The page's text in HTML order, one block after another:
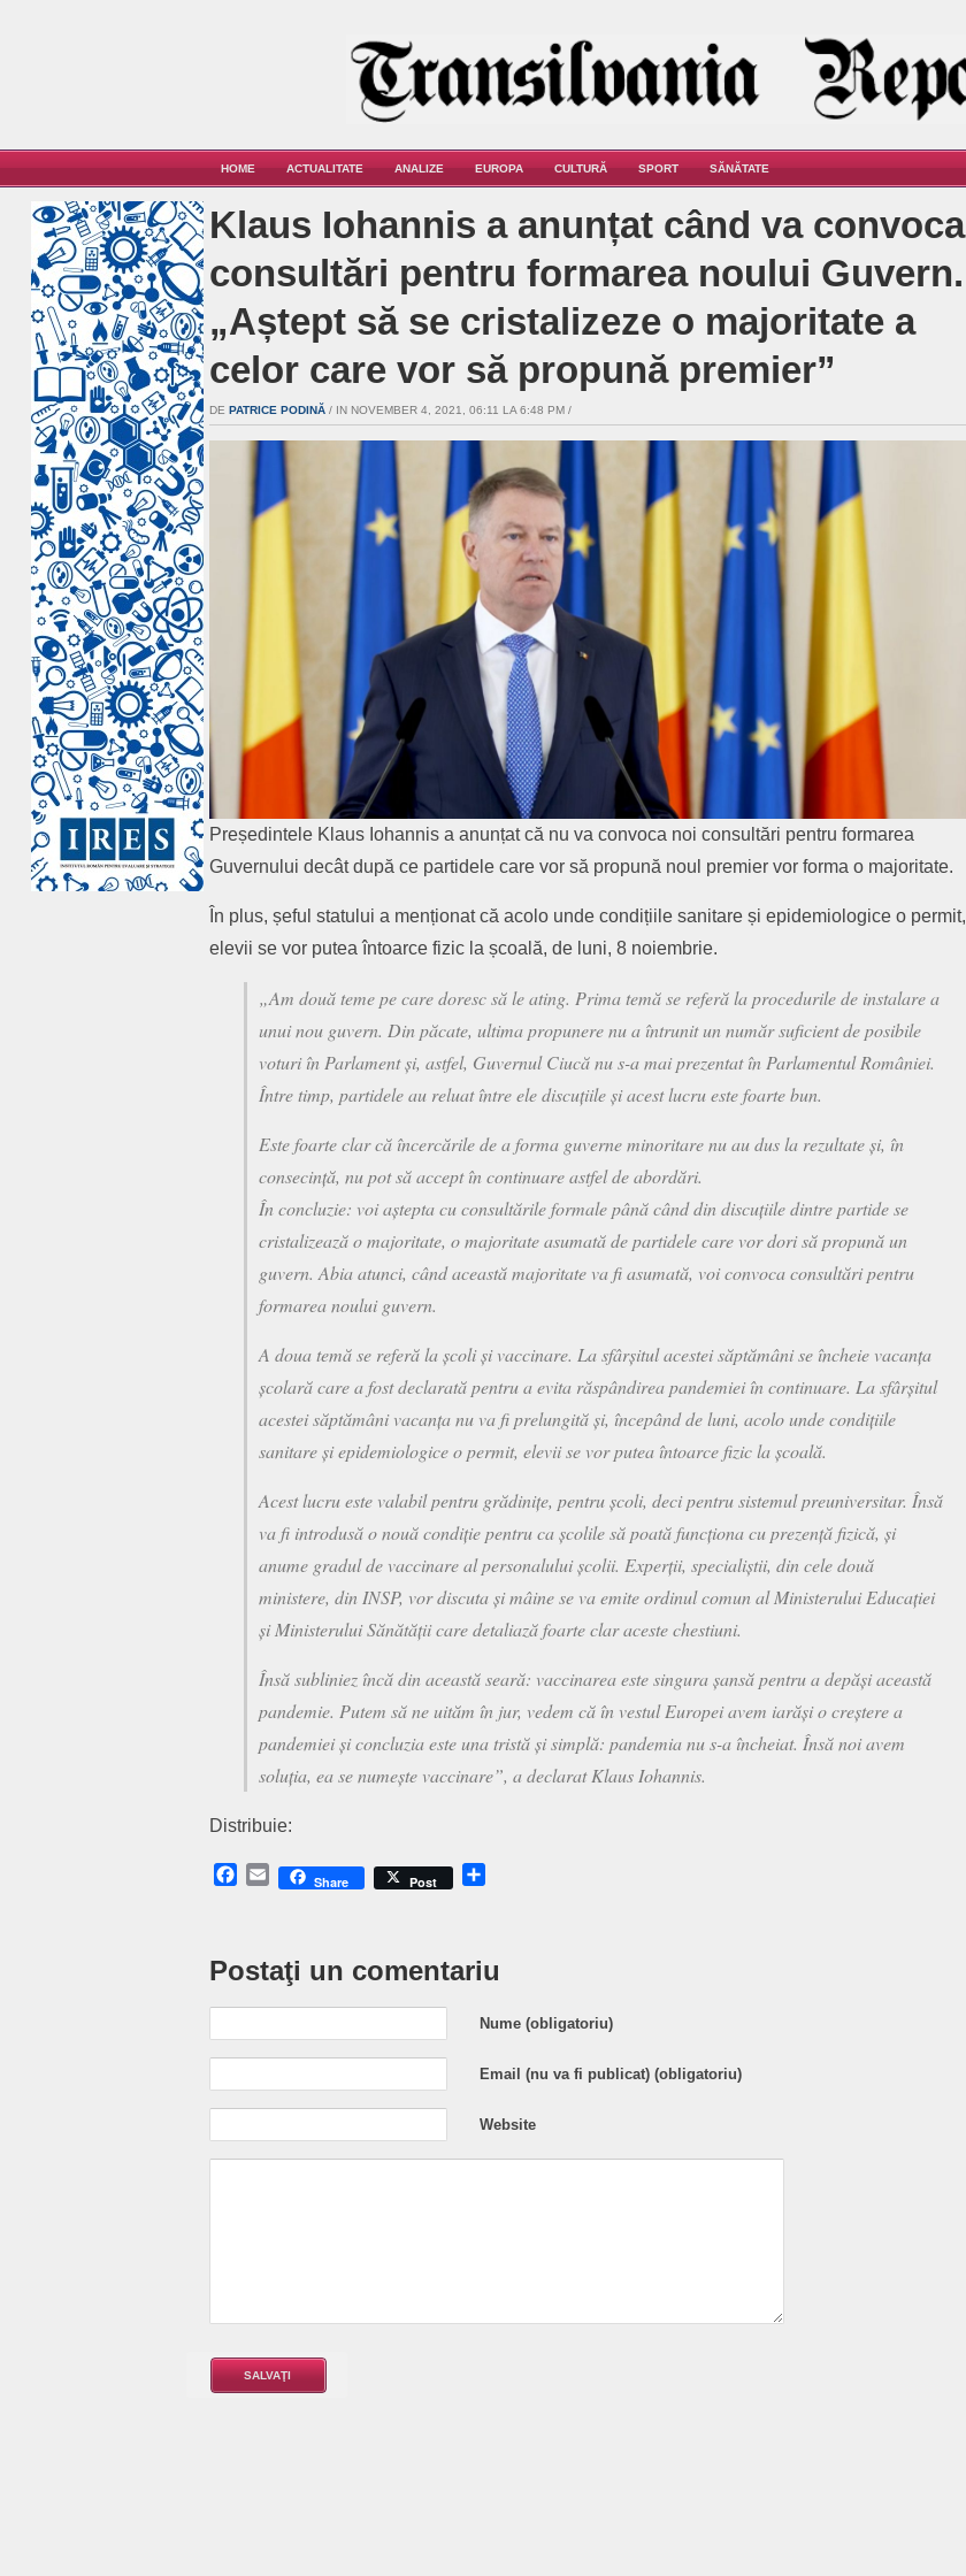
HOME ACTUALITATE ANALIZE EUROPA CULTURĂ SPORT SĂNĂTATE
Klaus Iohannis a anunțat când va convoca
consultări pentru formarea noului Guvern.
„Aștept să se cristalizeze o majoritate a
celor care vor să propună premier”
DE PATRICE PODINĂ / IN NOVEMBER 4, 2021, 06:11 LA 6:48 PM /
Președintele Klaus Iohannis a anunțat că nu va convoca noi consultări pentru formarea
Guvernului decât după ce partidele care vor să propună noul premier vor forma o majoritate.
În plus, șeful statului a menționat că acolo unde condițiile sanitare și epidemiologice o permit,
elevii se vor putea întoarce fizic la școală, de luni, 8 noiembrie.
„Am două teme pe care doresc să le ating. Prima temă se referă la procedurile de instalare a
unui nou guvern. Din păcate, ultima propunere nu a întrunit un număr suficient de posibile
voturi în Parlament și, astfel, Guvernul Ciucă nu s-a mai prezentat în Parlamentul României.
Între timp, partidele au reluat între ele discuțiile și acest lucru este foarte bun.
Este foarte clar că încercările de a forma guverne minoritare nu au dus la rezultate și, în
consecință, nu pot să accept în continuare astfel de abordări.
În concluzie: voi aștepta cu consultările formale până când din discuțiile dintre partide se
cristalizează o majoritate, o majoritate asumată de partidele care vor dori să propună un
guvern. Abia atunci, când această majoritate va fi asumată, voi convoca consultări pentru
formarea noului guvern.
A doua temă se referă la școli și vaccinare. La sfârșitul acestei săptămâni se încheie vacanța
școlară care a fost declarată pentru a evita răspândirea pandemiei în continuare. La sfârșitul
acestei săptămâni vacanța nu va fi prelungită și, începând de luni, acolo unde condițiile
sanitare și epidemiologice o permit, elevii se vor putea întoarce fizic la școală.
Acest lucru este valabil pentru grădinițe, pentru școli, deci pentru sistemul preuniversitar. Însă
va fi introdusă o nouă condiție pentru ca școlile să poată funcționa cu prezență fizică, și
anume gradul de vaccinare al personalului școlii. Experții, specialiștii, din cele două
ministere, din INSP, vor discuta și mâine se va emite ordinul comun al Ministerului Educației
și Ministerului Sănătății care detaliază foarte clar aceste chestiuni.
Însă subliniez încă din această seară: vaccinarea este singura șansă pentru a depăși această
pandemie. Putem să ne uităm în jur, vedem că în vestul Europei avem iarăși o creștere a
pandemiei și concluzia este una tristă și simplă: pandemia nu s-a încheiat. Însă noi avem
soluția, ea se numește vaccinare”, a declarat Klaus Iohannis.
Distribuie:
Facebook
EmailShare Post
Postaţi un comentariu
Nume (obligatoriu)
Email (nu va fi publicat) (obligatoriu)
Website